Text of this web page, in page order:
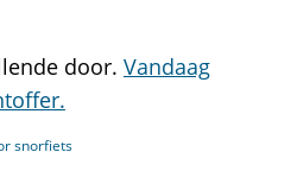
door. Vandaag
snorfiets